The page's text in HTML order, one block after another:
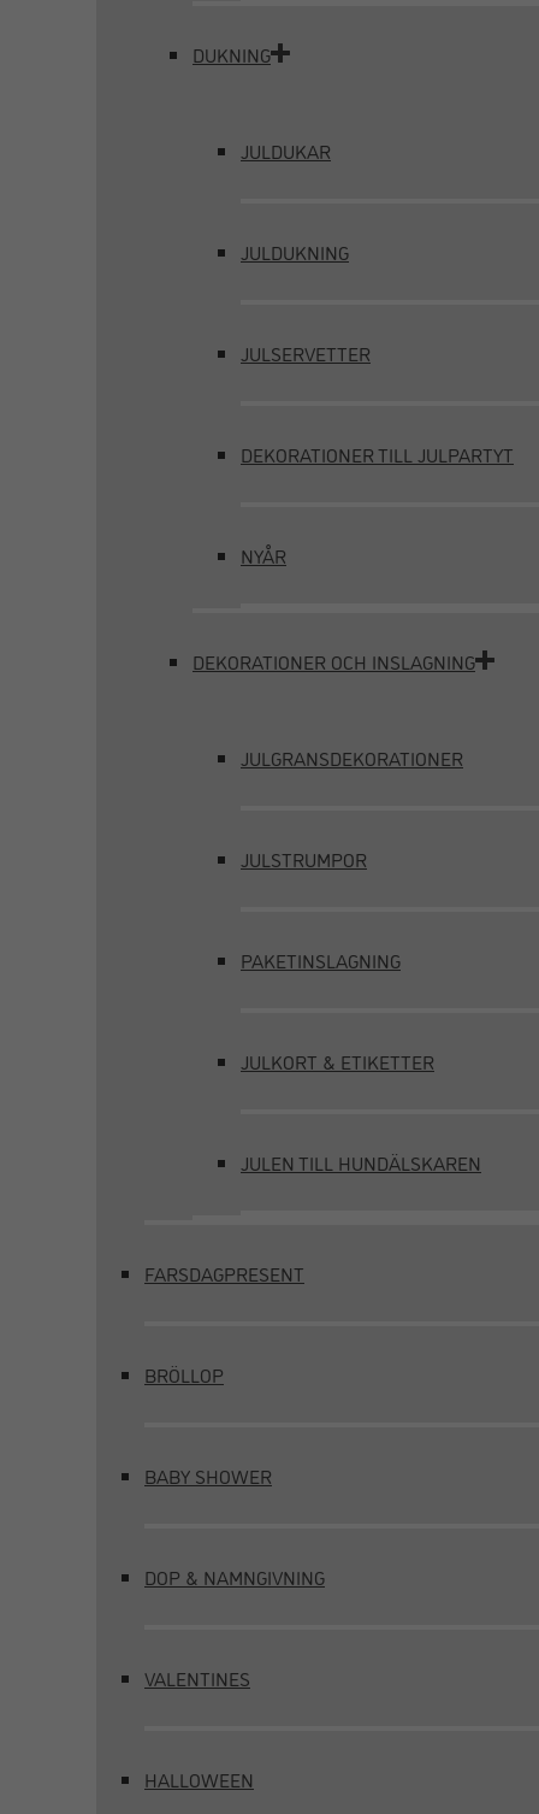
DUKNING
JULDUKAR
JULDUKNING
JULSERVETTER
DEKORATIONER TILL JULPARTYT
NYÅR
DEKORATIONER OCH INSLAGNING
JULGRANSDEKORATIONER
JULSTRUMPOR
PAKETINSLAGNING
JULKORT & ETIKETTER
JULEN TILL HUNDÄLSKAREN
FARSDAGPRESENT
BRÖLLOP
BABY SHOWER
DOP & NAMNGIVNING
VALENTINES
HALLOWEEN